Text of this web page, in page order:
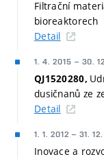
Filtrační
bioreaktorech
Detail
1. 4. 2015 – 30.
QJ1520280,
dusičnanů ze
Detail
1. 1. 2012 – 31.
Inovace a